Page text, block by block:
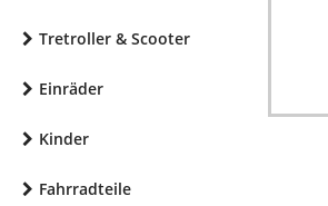
Tretroller & Scooter
Einräder
Kinder
Fahrradteile